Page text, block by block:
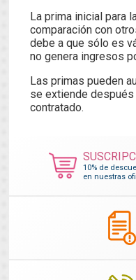
La prima inicial para
comparación con
debe a que sólo es
no genera ingresos
Las primas pueden
se extiende
contratado.
10% de
en nuestras